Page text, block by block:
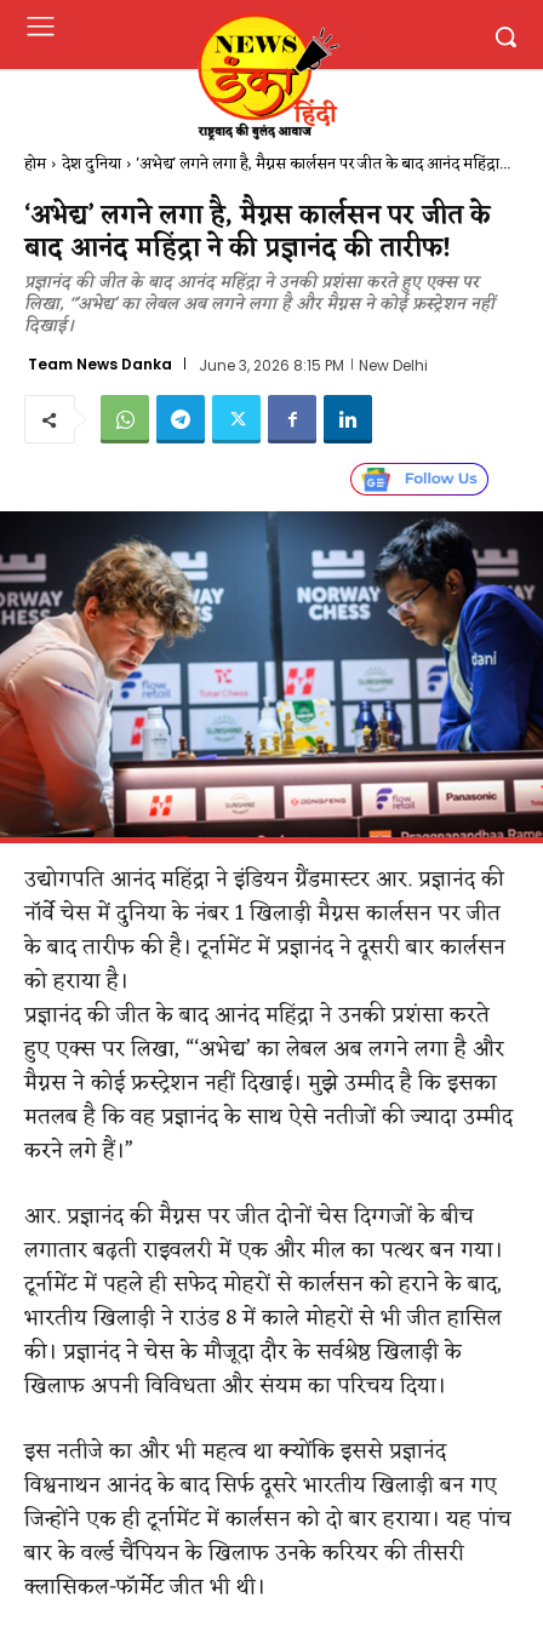
होम देश दुनिया 'अभेद्य' लगने लगा है, मैग्नस कार्लसन पर जीत के बाद आनंद महिंद्रा...
‘अभेद्य’ लगने लगा है, मैग्नस कार्लसन पर जीत के
बाद आनंद महिंद्रा ने की प्रज्ञानंद की तारीफ!
प्रज्ञानंद की जीत के बाद आनंद महिंद्रा ने उनकी प्रशंसा करते हुए एक्स पर
लिखा, "'अभेद्य' का लेबल अब लगने लगा है और मैग्नस ने कोई फ्रस्ट्रेशन नहीं
दिखाई।
Team News Danka June 3, 2026 8:15 PM New Delhi
उद्योगपति आनंद महिंद्रा ने इंडियन ग्रैंडमास्टर आर. प्रज्ञानंद की
नॉर्वे चेस में दुनिया के नंबर 1 खिलाड़ी मैग्नस कार्लसन पर जीत
के बाद तारीफ की है। टूर्नामेंट में प्रज्ञानंद ने दूसरी बार कार्लसन
को हराया है।
प्रज्ञानंद की जीत के बाद आनंद महिंद्रा ने उनकी प्रशंसा करते
हुए एक्स पर लिखा, “‘अभेद्य’ का लेबल अब लगने लगा है और
मैग्नस ने कोई फ्रस्ट्रेशन नहीं दिखाई। मुझे उम्मीद है कि इसका
मतलब है कि वह प्रज्ञानंद के साथ ऐसे नतीजों की ज्यादा उम्मीद
करने लगे हैं।”
आर. प्रज्ञानंद की मैग्नस पर जीत दोनों चेस दिग्गजों के बीच
लगातार बढ़ती राइवलरी में एक और मील का पत्थर बन गया।
टूर्नामेंट में पहले ही सफेद मोहरों से कार्लसन को हराने के बाद,
भारतीय खिलाड़ी ने राउंड 8 में काले मोहरों से भी जीत हासिल
की। प्रज्ञानंद ने चेस के मौजूदा दौर के सर्वश्रेष्ठ खिलाड़ी के
खिलाफ अपनी विविधता और संयम का परिचय दिया।
इस नतीजे का और भी महत्व था क्योंकि इससे प्रज्ञानंद
विश्वनाथन आनंद के बाद सिर्फ दूसरे भारतीय खिलाड़ी बन गए
जिन्होंने एक ही टूर्नामेंट में कार्लसन को दो बार हराया। यह पांच
बार के वर्ल्ड चैंपियन के खिलाफ उनके करियर की तीसरी
क्लासिकल-फॉर्मेट जीत भी थी।